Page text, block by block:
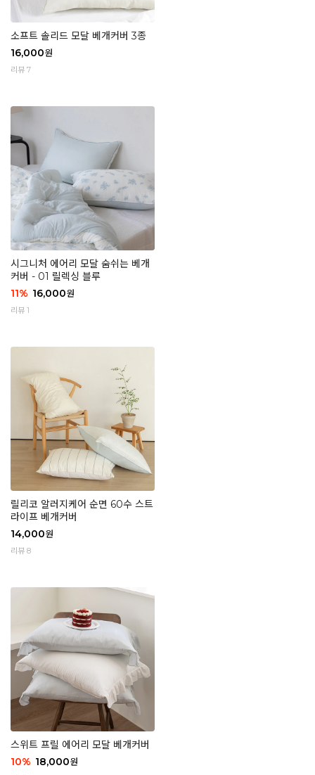
소프트 솔리드 모달 베개커버 3종
16,000원
리뷰 7
시그니처 에어리 모달 숨쉬는 베개
커버 - 01 릴렉싱 블루
11% 16,000원
리뷰 1
릴리코 알러지케어 순면 60수 스트
라이프 베개커버
14,000원
리뷰 8
스위트 프릴 에어리 모달 베개커버
10% 18,000원